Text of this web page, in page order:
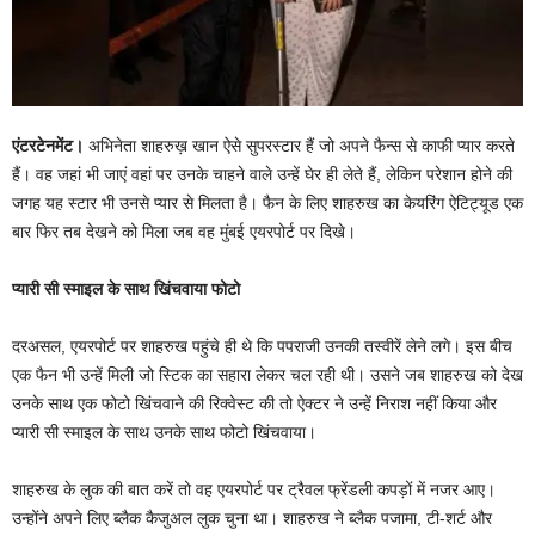
एंटरटेनमेंट। अभिनेता शाहरुख़ खान ऐसे सुपरस्टार हैं जो अपने फैन्स से काफी प्यार करते
हैं। वह जहां भी जाएं वहां पर उनके चाहने वाले उन्हें घेर ही लेते हैं, लेकिन परेशान होने की
जगह यह स्टार भी उनसे प्यार से मिलता है। फैन के लिए शाहरुख का केयरिंग ऐटिट्यूड एक
बार फिर तब देखने को मिला जब वह मुंबई एयरपोर्ट पर दिखे।
प्यारी सी स्माइल के साथ खिंचवाया फोटो
दरअसल, एयरपोर्ट पर शाहरुख पहुंचे ही थे कि पपराजी उनकी तस्वीरें लेने लगे। इस बीच
एक फैन भी उन्हें मिली जो स्टिक का सहारा लेकर चल रही थी। उसने जब शाहरुख को देख
उनके साथ एक फोटो खिंचवाने की रिक्वेस्ट की तो ऐक्टर ने उन्हें निराश नहीं किया और
प्यारी सी स्माइल के साथ उनके साथ फोटो खिंचवाया।
शाहरुख के लुक की बात करें तो वह एयरपोर्ट पर ट्रैवल फ्रेंडली कपड़ों में नजर आए।
उन्होंने अपने लिए ब्लैक कैजुअल लुक चुना था। शाहरुख ने ब्लैक पजामा, टी-शर्ट और